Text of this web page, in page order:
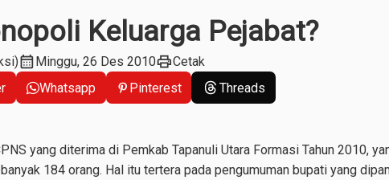
Keluarga Pejabat?
calendar_monthMinggu, 26 Des 2010printCetak
Whatsapp Pinterest Threads
yang diterima di Pemkab Tapanuli Utara Formasi Tahun 2010,
184 orang. Hal itu tertera pada pengumuman bupati yang